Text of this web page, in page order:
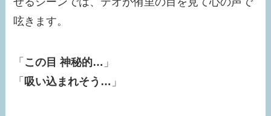
呟きます。
「 この目 神秘的… 」
「 吸い込まれそう… 」